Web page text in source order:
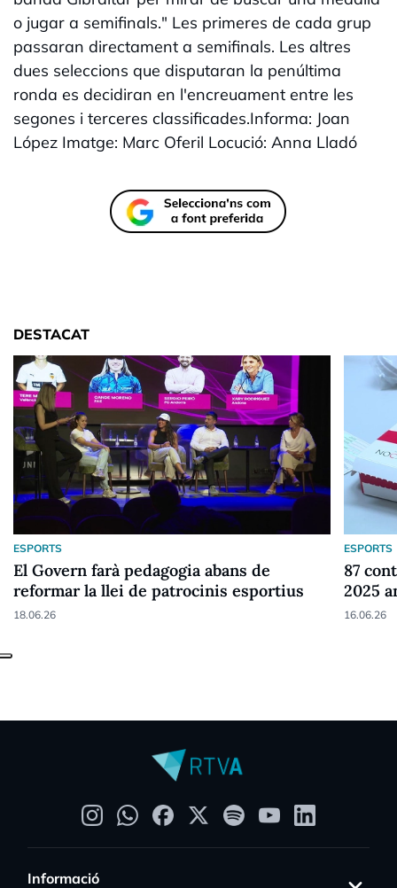
o jugar a semifinals." Les primeres de cada grup
passaran directament a semifinals. Les altres
dues seleccions que disputaran la penúltima
ronda es decidiran en l'encreuament entre les
segones i terceres classificades.Informa: Joan
López Imatge: Marc Oferil Locució: Anna Lladó
DESTACAT
ESPORTS
El Govern farà pedagogia abans de
reformar la llei de patrocinis esportius
18.06.26
ESPORTS
87
2025
16.06.26
Informació